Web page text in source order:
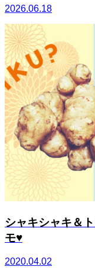
2026.06.18
シャキシャキ＆
モ♥
2020.04.02